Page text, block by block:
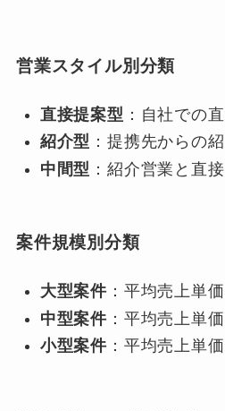
営業スタイル別分類
直接提案型 ：自社での
紹介型 ：提携先からの
中間型 ：紹介営業と直
案件規模別分類
大型案件 ：平均売上単
中型案件 ：平均売上単
小型案件 ：平均売上単